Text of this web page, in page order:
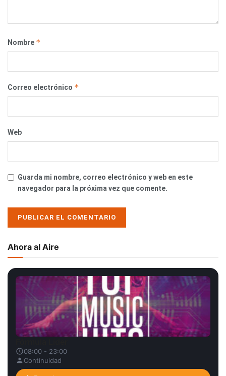
Nombre *
Correo electrónico *
Web
Guarda mi nombre, correo electrónico y web en este
navegador para la próxima vez que comente.
Ahora al Aire
08:00 - 23:00
Continuidad